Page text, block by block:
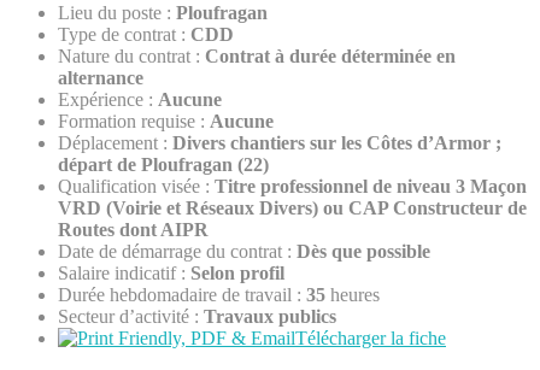
Lieu du poste : Ploufragan
Type de contrat : CDD
Nature du contrat : Contrat à durée déterminée en
alternance
Expérience : Aucune
Formation requise : Aucune
Déplacement : Divers chantiers sur les Côtes d’Armor ;
départ de Ploufragan (22)
Qualification visée : Titre professionnel de niveau 3 Maçon
VRD (Voirie et Réseaux Divers) ou CAP Constructeur de
Routes dont AIPR
Date de démarrage du contrat : Dès que possible
Salaire indicatif : Selon profil
Durée hebdomadaire de travail : 35 heures
Secteur d’activité : Travaux publics
Télécharger la fiche